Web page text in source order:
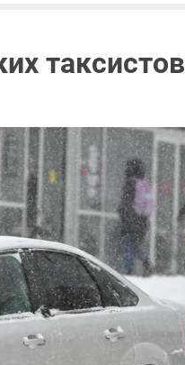
таксистов